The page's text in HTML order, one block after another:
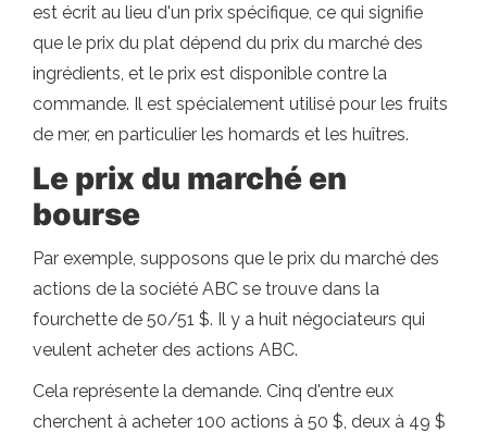
est écrit au lieu d'un prix spécifique, ce qui signifie
que le prix du plat dépend du prix du marché des
ingrédients, et le prix est disponible contre la
commande. Il est spécialement utilisé pour les fruits
de mer, en particulier les homards et les huîtres.
Le prix du marché en
bourse
Par exemple, supposons que le prix du marché des
actions de la société ABC se trouve dans la
fourchette de 50/51 $. Il y a huit négociateurs qui
veulent acheter des actions ABC.
Cela représente la demande. Cinq d'entre eux
cherchent à acheter 100 actions à 50 $, deux à 49 $